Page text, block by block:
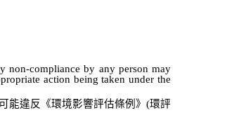
non-compliance by any person may
action being taken under the
能違反《環境影響評估條例》(環評